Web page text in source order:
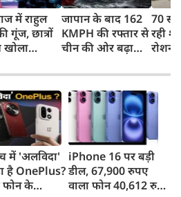
में राहुल
गूंज, छात्रों
खोला
का सच
जापान के बाद 162
KMPH की रफ्तार से
चीन की ओर बढ़ा
में अलर्ट, बंदरगाह,
स्कूल बंद, उड़ानें रद्द
70
रही
रोशन
मिटा
में 'अलविदा'
है OnePlus?
के
iPhone 16 पर बड़ी
डील, 67,900 रुपए
वाला फोन 40,612 रुपए